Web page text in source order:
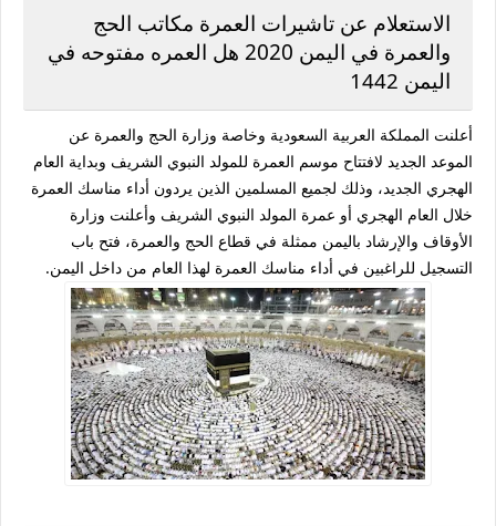
الاستعلام عن تاشيرات العمرة مكاتب الحج
والعمرة في اليمن 2020
هل العمره مفتوحه في
اليمن 1442
أعلنت المملكة العربية السعودية وخاصة وزارة الحج والعمرة عن
الموعد الجديد لافتتاح موسم العمرة للمولد النبوي الشريف وبداية العام
الهجري الجديد، وذلك لجميع المسلمين الذين يردون أداء مناسك العمرة
خلال العام الهجري أو عمرة المولد النبوي الشريف وأعلنت وزارة
الأوقاف والإرشاد باليمن ممثلة في قطاع الحج والعمرة، فتح باب
التسجيل للراغبين في أداء مناسك العمرة لهذا العام من داخل اليمن.